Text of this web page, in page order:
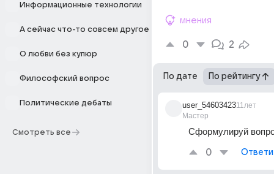
Информационные технологии
А сейчас что-то совсем другое
О любви без купюр
Философский вопрос
Политические дебаты
Смотреть все
мнения
0 2
По дате По рейтингу
user_54603423
Мастер
11лет
Сформулируй
0